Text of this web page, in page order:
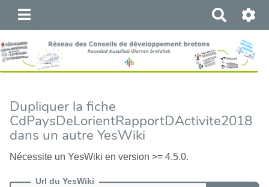
e
h
e
h
e
Dupliquer la fiche
CdPaysDeLorientRapportDActivite2018
dans un autre YesWiki
Nécessite un YesWiki en version >= 4.5.0.
Url du YesWiki